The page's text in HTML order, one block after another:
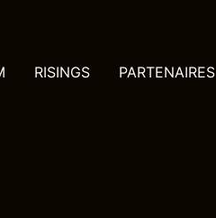
RISINGS PARTENAIRES